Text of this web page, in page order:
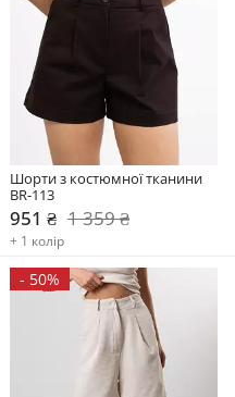
Шорти з костюмної тканини
BR-113
951 ₴ 1 359 ₴
+ 1 колір
- 50%